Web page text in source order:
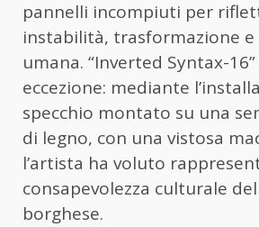
pannelli incompiuti per
instabilità, trasformazione e
umana. “Inverted Syntax-
eccezione: mediante
specchio montato su una
di legno, con una vistosa
l’artista ha voluto
consapevolezza culturale
borghese.